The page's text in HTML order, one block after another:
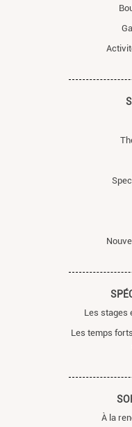
Les stages
Les temps
À la